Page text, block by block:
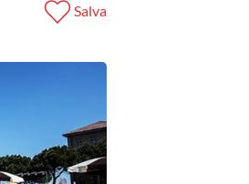
Salva